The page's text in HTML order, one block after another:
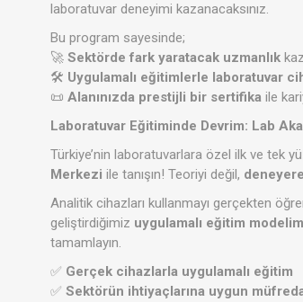
laboratuvar deneyimi kazanacaksınız.
Bu program sayesinde;
🚀Sektörde fark yaratacak uzmanlık
🛠️ Uygulamalı eğitimlerle laboratuvar
📜Alanınızda prestijli bir sertifika ile
Laboratuvar Eğitiminde Devrim: Lab
Türkiye’nin laboratuvarlara özel ilk ve tek
Merkezi ile tanışın! Teoriyi değil,
Analitik cihazları kullanmayı gerçekten
geliştirdiğimiz uygulamalı eğitim
tamamlayın.
✅ Gerçek cihazlarla uygulamalı eğitim
✅Sektörün ihtiyaçlarına uygun